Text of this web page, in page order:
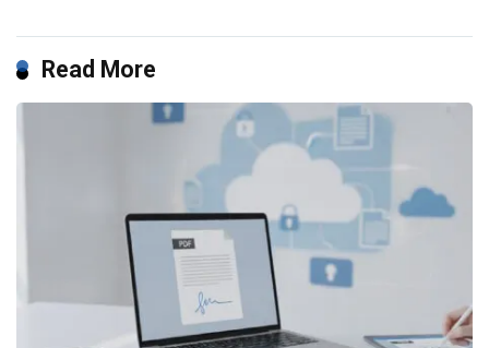
Read More